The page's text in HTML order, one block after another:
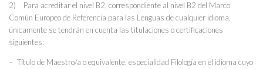
2) Para acreditar el nivel B2, correspondiente al nivel B2 del Marco
Común Europeo de Referencia para las Lenguas de cualquier idioma,
únicamente se tendrán en cuenta las titulaciones o certificaciones
siguientes:
– Título de Maestro/a o equivalente, especialidad Filología en el idioma cuyo